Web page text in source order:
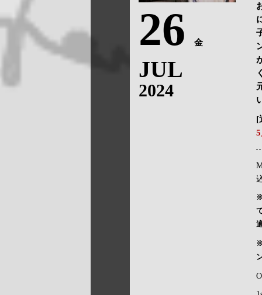
26 金
JUL
2024
[